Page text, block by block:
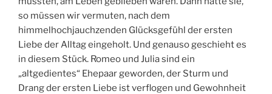
so müssen wir vermuten, nach dem
himmelhochjauchzenden Glücksgefühl der ersten
Liebe der Alltag eingeholt. Und genauso geschieht es
in diesem Stück. Romeo und Julia sind ein
„altgedientes“ Ehepaar geworden, der Sturm und
Drang der ersten Liebe ist verflogen und Gewohnheit